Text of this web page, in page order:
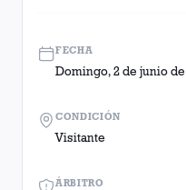
FECHA
Domingo, 2 de junio de
ÁRBITRO
CONDICIÓN
Visitante